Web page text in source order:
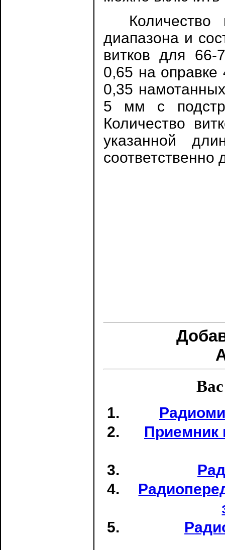
Количество
диапазона и
витков для
0,65 на
0,35
5 мм с
Количество
указанной
соответственно
Приемник